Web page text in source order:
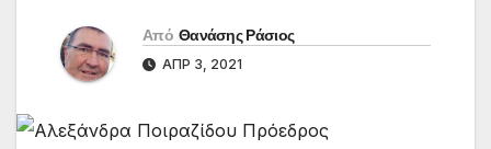
Από Θανάσης Ράσιος
ΑΠΡ 3, 2021